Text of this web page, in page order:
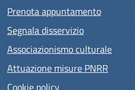
Prenota appuntamento
Segnala disservizio
Associazionismo culturale
Attuazione misure PNRR
Cookie policy